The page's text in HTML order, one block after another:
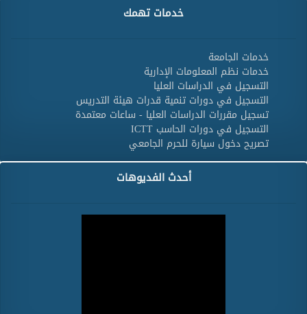
خدمات تهمك
خدمات الجامعة
خدمات نظم المعلومات الإدارية
التسجيل في الدراسات العليا
التسجيل في دورات تنمية قدرات هيئة التدريس
تسجيل مقررات الدراسات العليا - ساعات معتمدة
التسجيل في دورات الحاسب ICTT
تصريح دخول سيارة للحرم الجامعي
أحدث الفديوهات